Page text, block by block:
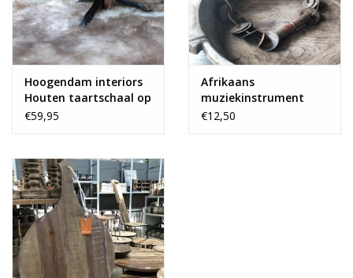
Hoogendam interiors
Houten taartschaal op
voet
€59,95
Afrikaans
muziekinstrument
decoratie
€12,50